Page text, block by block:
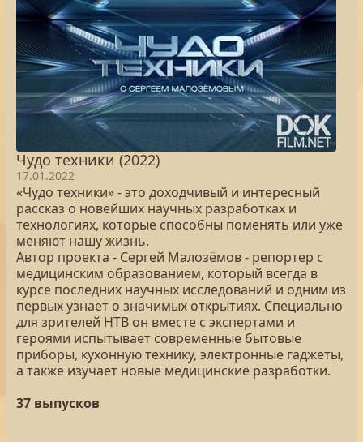
Чудо техники (2022)
17.01.2022
«Чудо техники» - это доходчивый и интересный
рассказ о новейших научных разработках и
технологиях, которые способны поменять или уже
меняют нашу жизнь.
Автор проекта - Сергей Малозёмов - репортер с
медицинским образованием, который всегда в
курсе последних научных исследований и одним из
первых узнает о значимых открытиях. Специально
для зрителей НТВ он вместе с экспертами и
героями испытывает современные бытовые
приборы, кухонную технику, электронные гаджеты,
а также изучает новые медицинские разработки.
37 выпусков